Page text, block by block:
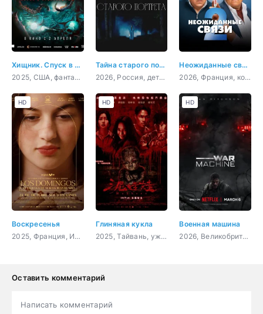
Хищник. Спуск в преисподнюю
2025, США, фантастика, триллер, ужасы
Тайна старого портрета
2026, Россия, детектив, мелодрама, криминал
Неожиданные связи 2
2026, Франция, комедия
Воскресенья
2025, Франция, Испания, триллер, драма
HD
Глиняная кукла
2025, Тайвань, ужасы
HD
Военная машина
2026, Великобритания, Австралия, Новая Зеландия, США, фантастика, боевик
HD
Оставить комментарий
Написать комментарий